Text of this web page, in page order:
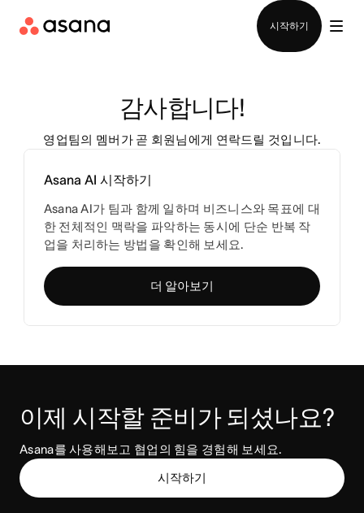
시작하기
감사합니다!
영업팀의 멤버가 곧 회원님에게 연락드릴 것입니다.
Asana AI 시작하기
Asana AI가 팀과 함께 일하며 비즈니스와 목표에 대
한 전체적인 맥락을 파악하는 동시에 단순 반복 작
업을 처리하는 방법을 확인해 보세요.
더 알아보기
이제 시작할 준비가 되셨나요?
Asana를 사용해보고 협업의 힘을 경험해 보세요.
시작하기